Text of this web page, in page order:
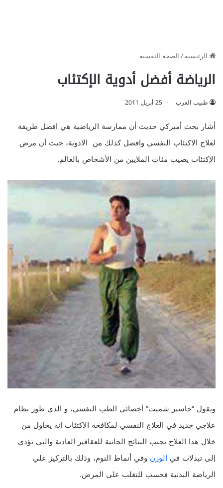
الرئيسية/الصحة النفسية
الرياضة أفضل أدوية الإكتئاب
طبيب العرب 25 أبريل 2011
أشار بحث أميركي حديث أن ممارسة الرياضية هي افضل طريقة
لعلاج الاكتئاب النفسي وافضل كذلك من الادوية، حيث أن مرض
الإكتئاب يصيب مئات الملايين من الأشخاص بالعالم.
ويقول “جاسبر شميت” أخصائي الطب النفسي، و الذي طور نظام
علاجي جديد في العلاج النفسي لمكافحة الاكتئاب انه يحاول من
خلال هذا العلاج تجنب النتائج الجانية للعقاقير العادية والتي تؤدي
إلى تبدلات في الوزن وفي أنماط النوم، وذلك بالتركيز علي
الرياضة البدنية فحسب للتغلب على المرض.